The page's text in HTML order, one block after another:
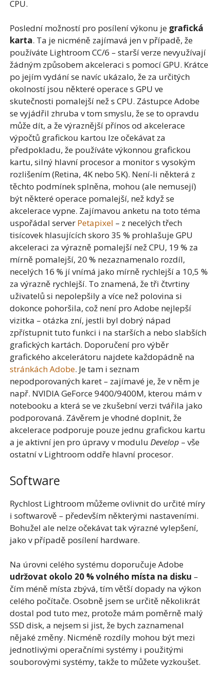
CPU.
Poslední možností pro posílení výkonu je grafická
karta. Ta je nicméně zajímavá jen v případě, že
používáte Lightroom CC/6 – starší verze nevyužívají
žádným způsobem akceleraci s pomocí GPU. Krátce
po jejím vydání se navíc ukázalo, že za určitých
okolností jsou některé operace s GPU ve
skutečnosti pomalejší než s CPU. Zástupce Adobe
se vyjádřil zhruba v tom smyslu, že se to opravdu
může dít, a že výraznější přínos od akcelerace
výpočtů grafickou kartou lze očekávat za
předpokladu, že používáte výkonnou grafickou
kartu, silný hlavní procesor a monitor s vysokým
rozlišením (Retina, 4K nebo 5K). Není-li některá z
těchto podmínek splněna, mohou (ale nemusejí)
být některé operace pomalejší, než když se
akcelerace vypne. Zajímavou anketu na toto téma
uspořádal server Petapixel – z necelých třech
tisícovek hlasujících skoro 35 % prohlašuje GPU
akceleraci za výrazně pomalejší než CPU, 19 % za
mírně pomalejší, 20 % nezaznamenalo rozdíl,
necelých 16 % jí vnímá jako mírně rychlejší a 10,5 %
za výrazně rychlejší. To znamená, že tři čtvrtiny
uživatelů si nepolepšily a více než polovina si
dokonce pohoršila, což není pro Adobe nejlepší
vizitka – otázka zní, jestli byl dobrý nápad
zpřístupnit tuto funkci i na starších a nebo slabších
grafických kartách. Doporučení pro výběr
grafického akcelerátoru najdete každopádně na
stránkách Adobe. Je tam i seznam
nepodporovaných karet – zajímavé je, že v něm je
např. NVIDIA GeForce 9400/9400M, kterou mám v
notebooku a která se ve zkušební verzi tvářila jako
podporovaná. Závěrem je vhodné doplnit, že
akcelerace podporuje pouze jednu grafickou kartu
a je aktivní jen pro úpravy v modulu Develop – vše
ostatní v Lightroom oddře hlavní procesor.
Software
Rychlost Lightroom můžeme ovlivnit do určité míry
i softwarově – především některými nastaveními.
Bohužel ale nelze očekávat tak výrazné vylepšení,
jako v případě posílení hardware.
Na úrovni celého systému doporučuje Adobe
udržovat okolo 20 % volného místa na disku –
čím méně místa zbývá, tím větší dopady na výkon
celého počítače. Osobně jsem se určitě několikrát
dostal pod tuto mez, protože mám poměrně malý
SSD disk, a nejsem si jist, že bych zaznamenal
nějaké změny. Nicméně rozdíly mohou být mezi
jednotlivými operačními systémy i použitými
souborovými systémy, takže to můžete vyzkoušet.